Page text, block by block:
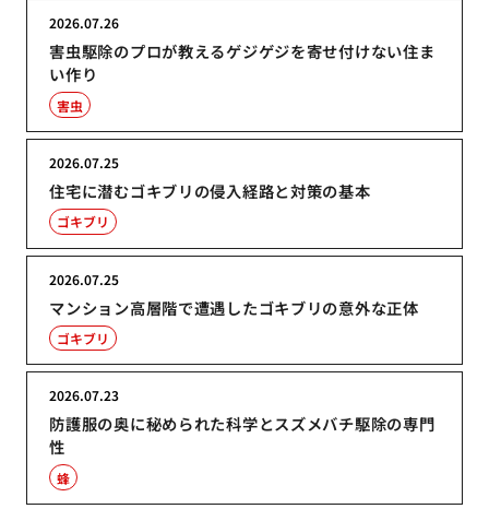
害虫駆除のプロが教えるゲジゲジを寄せ付けない住ま
い作り
2026.07.26
害虫
住宅に潜むゴキブリの侵入経路と対策の基本
2026.07.25
ゴキブリ
マンション高層階で遭遇したゴキブリの意外な正体
2026.07.25
ゴキブリ
防護服の奥に秘められた科学とスズメバチ駆除の専門
性
2026.07.23
蜂